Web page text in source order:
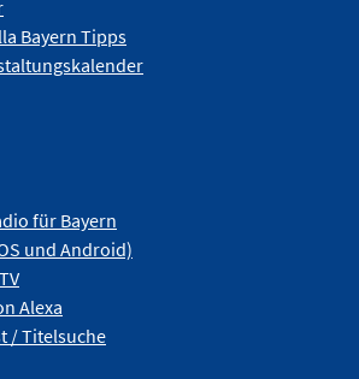
Bayern Tipps
für Bayern
und Android)
Alexa
/ Titelsuche